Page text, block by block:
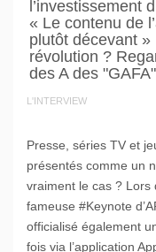
l’investissement
« Le contenu de
plutôt décevant »
révolution ?
des A des "GAFA"
L'INTERVIEW
Presse, séries TV et
présentés comme un
vraiment le cas ? Lors
fameuse #Keynote
officialisé également
fois via l’application